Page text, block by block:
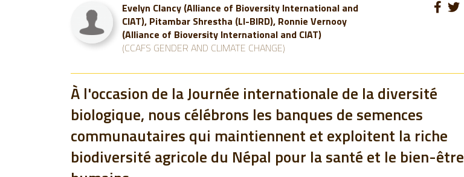
Evelyn Clancy (Alliance of Bioversity International and
CIAT), Pitambar Shrestha (LI-BIRD), Ronnie Vernooy
(Alliance of Bioversity International and CIAT)
(CCAFS GENDER AND CLIMATE CHANGE)
À l'occasion de la Journée internationale de la diversité
biologique, nous célébrons les banques de semences
communautaires qui maintiennent et exploitent la riche
biodiversité agricole du Népal pour la santé et le bien-être